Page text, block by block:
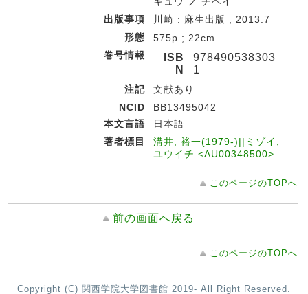
出版事項
川崎 : 麻生出版 , 2013.7
形態
575p ; 22cm
巻号情報
ISB
N
978490538303
1
注記
文献あり
NCID
BB13495042
本文言語
日本語
著者標目
溝井, 裕一(1979-)||ミゾイ,
ユウイチ <AU00348500>
このページのTOPへ
前の画面へ戻る
このページのTOPへ
Copyright (C) 関西学院大学図書館 2019- All Right Reserved.